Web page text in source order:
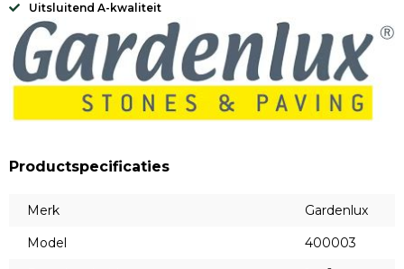
Uitsluitend A-kwaliteit
Productspecificaties
Merk
Gardenlux
Model
400003